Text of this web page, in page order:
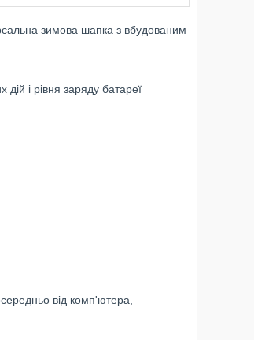
зимова шапка з вбудованим
і рівня заряду батареї
від комп'ютера,